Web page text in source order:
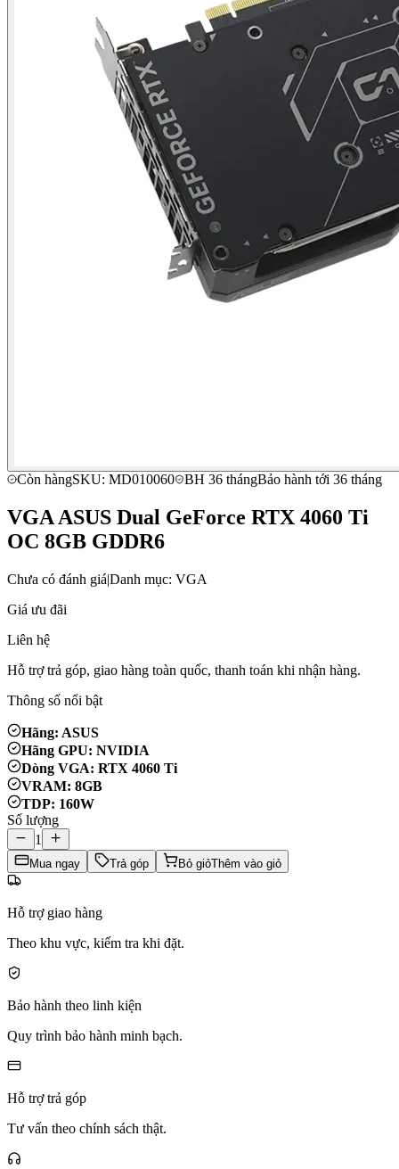
Còn hàngSKU: MD010060 BH 36 thángBảo hành tới 36 tháng
VGA ASUS Dual GeForce RTX 4060 Ti
OC 8GB GDDR6
Chưa có đánh giá|Danh mục: VGA
Giá ưu đãi
Liên hệ
Hỗ trợ trả góp, giao hàng toàn quốc, thanh toán khi nhận hàng.
Thông số nổi bật
Hãng: ASUS
Hãng GPU: NVIDIA
Dòng VGA: RTX 4060 Ti
VRAM: 8GB
TDP: 160W
Số lượng
1
Mua ngay Trả góp Bỏ giỏThêm vào giỏ
Hỗ trợ giao hàng
Theo khu vực, kiểm tra khi đặt.
Bảo hành theo linh kiện
Quy trình bảo hành minh bạch.
Hỗ trợ trả góp
Tư vấn theo chính sách thật.